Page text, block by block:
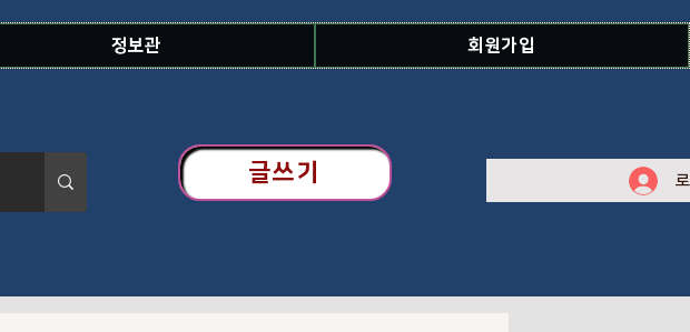
정보관 회원가입
글쓰기